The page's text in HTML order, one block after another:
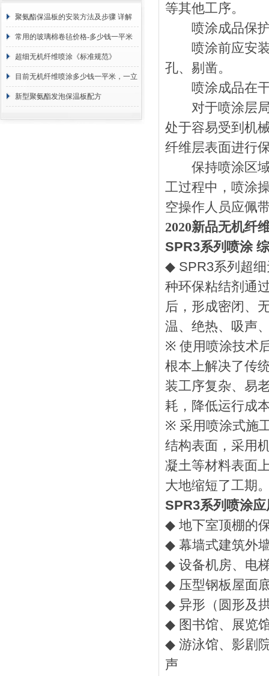
聚氨酯保温板的安装方法及步骤 详解
常用的玻璃棉卷毡价格-多少钱一平米
超细无机纤维喷涂《标准规范》
目前无机纤维喷涂多少钱一平米，一立
方 价格计算
新型聚氨酯发泡保温板配方
等其他工序。
喷涂成品保
喷涂前应安装
孔、剔凿。
喷涂成品在干
对于喷涂层局
处于容易受到机
纤维层表面进行
保持喷涂区域
工过程中，喷涂
空操作人员应佩
2020新品无机纤
SPR3系列喷涂
◆ SPR3系列超
种环保粘结剂通
后，形成密闭、
温、绝热、吸声
※ 使用喷涂技术
根本上解决了传
装工序复杂、易
耗，降低运行成
※ 采用喷涂式施
结构表面，采用
凝土等材料表面
大地缩短了工期
SPR3系列喷涂应
◆ 地下室顶棚的
◆ 幕墙式建筑外
◆ 设备机房、电
◆ 压型钢板屋面
◆ 异形（圆形及
◆ 图书馆、展览
◆ 游泳馆、影剧
声